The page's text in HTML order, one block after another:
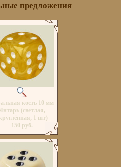
предложения
кость 10 мм
(светлая,
1 шт)
150 руб.